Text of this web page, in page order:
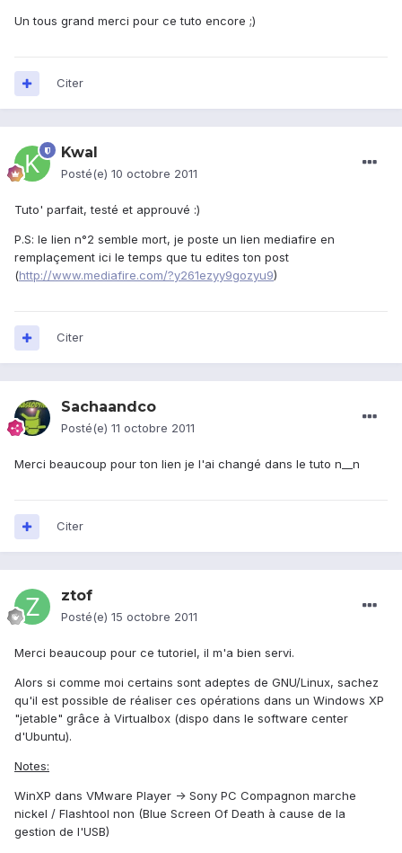
Un tous grand merci pour ce tuto encore ;)
Citer
Kwal
Posté(e) 10 octobre 2011
Tuto' parfait, testé et approuvé :)
P.S: le lien n°2 semble mort, je poste un lien mediafire en
remplaçement ici le temps que tu edites ton post
(http://www.mediafire.com/?y261ezyy9gozyu9)
Citer
Sachaandco
Posté(e) 11 octobre 2011
Merci beaucoup pour ton lien je l'ai changé dans le tuto n__n
Citer
ztof
Posté(e) 15 octobre 2011
Merci beaucoup pour ce tutoriel, il m'a bien servi.
Alors si comme moi certains sont adeptes de GNU/Linux, sachez
qu'il est possible de réaliser ces opérations dans un Windows XP
"jetable" grâce à Virtualbox (dispo dans le software center
d'Ubuntu).
Notes:
WinXP dans VMware Player -> Sony PC Compagnon marche
nickel / Flashtool non (Blue Screen Of Death à cause de la
gestion de l'USB)